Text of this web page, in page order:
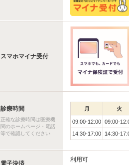
スマホマイナ受付
診療時間
正確な診療時間は医療機
関のホームページ・電話
等で確認してください
月 火
09:00-12:00 09:00-
14:30-17:00
14:30-
電子決済
利用可